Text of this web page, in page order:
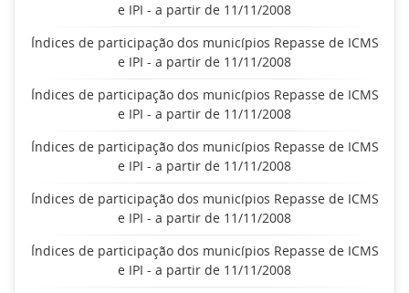
e IPI - a partir de 11/11/2008
Índices de participação dos municípios Repasse de ICMS
e IPI - a partir de 11/11/2008
Índices de participação dos municípios Repasse de ICMS
e IPI - a partir de 11/11/2008
Índices de participação dos municípios Repasse de ICMS
e IPI - a partir de 11/11/2008
Índices de participação dos municípios Repasse de ICMS
e IPI - a partir de 11/11/2008
Índices de participação dos municípios Repasse de ICMS
e IPI - a partir de 11/11/2008